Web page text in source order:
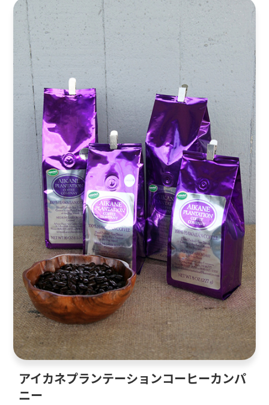
アイカネプランテーションコーヒーカンパ
ニー